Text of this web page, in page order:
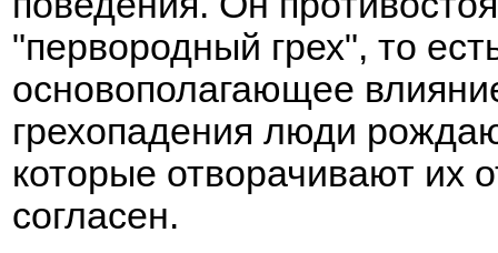
"первородный грех", то
основополагающее
грехопадения люди
которые отворачивают их
согласен.